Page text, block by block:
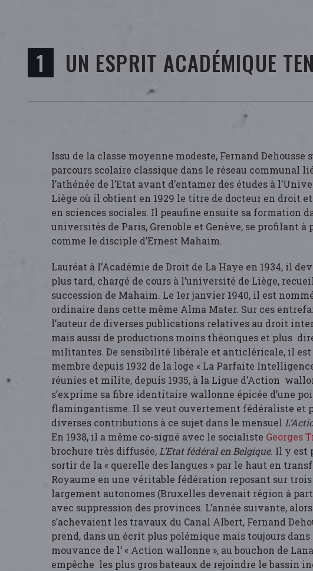
UN ESPRIT ACADÉMIQUE
Issu de la classe moyenne modeste, Fernand Dehousse
parcours scolaire classique dans le réseau communal
l’athénée de l’Etat avant d’entamer des études à
Liège où il obtient en 1929 le titre de docteur en droit
en sciences sociales. Il peaufine ensuite sa formation
universités de Paris, Grenoble et Genève, se profilant à
comme le disciple d’Ernest Mahaim.
Lauréat à l’Académie de Droit de La Haye en 1934, il
plus tard, chargé de cours à l’université de Liège,
succession de Mahaim. Le 1er janvier 1940, il est
ordinaire dans cette même Alma Mater. Sur ces
l’auteur de diverses publications relatives au droit
mais aussi de productions moins théoriques et plus
militantes. De sensibilité libérale et anticléricale, il
membre depuis 1932 de la loge « La Parfaite
réunies et milite, depuis 1935, à la Ligue d’Action
s’exprime sa fibre identitaire wallonne épicée d’une
flamingantisme. Il se veut ouvertement fédéraliste et
diverses contributions à ce sujet dans le mensuel
En 1938, il a même co-signé avec le socialiste Georges
brochure très diffusée, L’Etat fédéral en Belgique. Il y est
sortir de la « querelle des langues » par le haut en
Royaume en une véritable fédération reposant sur
largement autonomes (Bruxelles devenait région à
avec suppression des provinces. L’année suivante,
s’achevaient les travaux du Canal Albert, Fernand
prend, dans un écrit plus polémique mais toujours dans
mouvance de l’ « Action wallonne », au bouchon de
empêche les plus gros bateaux de rejoindre le bassin